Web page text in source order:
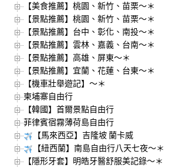
【美食推薦】桃園、新竹、苗栗～＊
【景點推薦】桃園、新竹、苗栗～＊
【景點推薦】台中、彰化、南投～＊
【景點推薦】雲林、嘉義、台南～＊
【景點推薦】高雄、屏東～＊
【景點推薦】宜蘭、花蓮、台東～＊
【機車壯舉遊記】～＊
柬埔寨自由行
【韓國】首爾景點自由行
菲律賓宿霧薄荷島自由行
【馬來西亞】吉隆坡 蘭卡威
【紐西蘭】南島自由行八天七夜～＊
【隱形牙套】明皓牙醫舒服美記錄～＊